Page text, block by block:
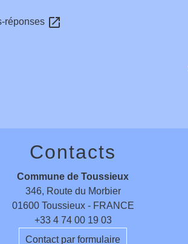
réponses open_in_new
Contacts
Commune de Toussieux
346, Route du Morbier
01600 Toussieux - FRANCE
+33 4 74 00 19 03
Contact par formulaire